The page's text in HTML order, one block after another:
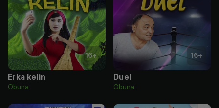
16+
Erka kelin
Obuna
16+
Duel
Obuna